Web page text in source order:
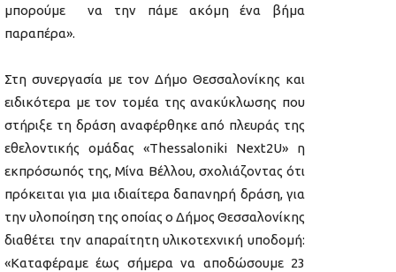
μπορούμε να την πάμε ακόμη ένα βήμα
παραπέρα».
Στη συνεργασία με τον Δήμο Θεσσαλονίκης και
ειδικότερα με τον τομέα της ανακύκλωσης που
στήριξε τη δράση αναφέρθηκε από πλευράς της
εθελοντικής ομάδας «Thessaloniki Next2U» η
εκπρόσωπός της, Μίνα Βέλλου, σχολιάζοντας ότι
πρόκειται για μια ιδιαίτερα δαπανηρή δράση, για
την υλοποίηση της οποίας ο Δήμος Θεσσαλονίκης
διαθέτει την απαραίτητη υλικοτεχνική υποδομή:
«Καταφέραμε έως σήμερα να αποδώσουμε 23